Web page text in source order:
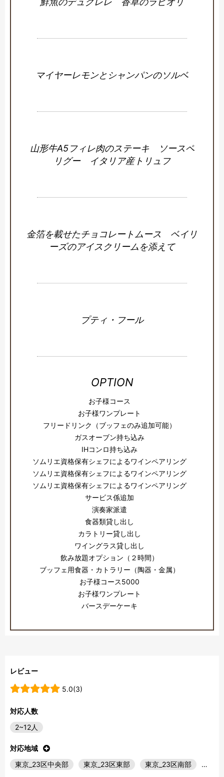
マイヤーレモンとシャンパンのソルベ
山形牛A5フィレ肉のステーキ ソースペ
リグー イタリア産トリュフ
金箔を載せたチョコレートムース ベイリ
ーズのアイスクリームを添えて
プティ・フール
OPTION
お子様コース
お子様ワンプレート
フリードリンク（ブッフェのみ追加可能）
ガスオーブン持ち込み
IHコンロ持ち込み
ソムリエ資格保有シェフによるワインペアリング
ソムリエ資格保有シェフによるワインペアリング
ソムリエ資格保有シェフによるワインペアリング
サービス係追加
演奏家派遣
食器類貸し出し
カラトリー貸し出し
ワイングラス貸し出し
飲み放題オプション（２時間）
ブッフェ用食器・カトラリー（陶器・金属）
お子様コース5000
お子様ワンプレート
バースデーケーキ
レビュー
5.0(3)
対応人数
2~12人
対応地域
東京_23区中央部
東京_23区東部 東京_23区南部
…